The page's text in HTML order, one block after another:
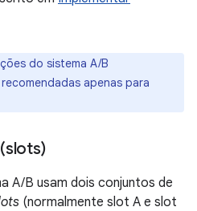
do sistema A/B
apenas para
A/B usam dois conjuntos de
(normalmente slot A e slot